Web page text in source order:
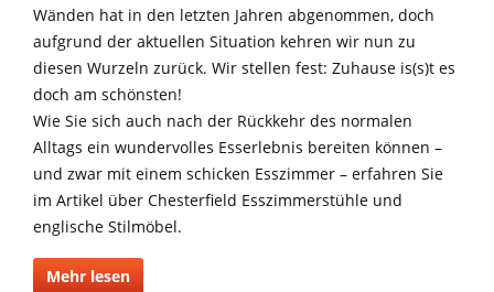
Wänden hat in den letzten Jahren abgenommen, doch
aufgrund der aktuellen Situation kehren wir nun zu
diesen Wurzeln zurück. Wir stellen fest: Zuhause is(s)t es
doch am schönsten!
Wie Sie sich auch nach der Rückkehr des normalen
Alltags ein wundervolles Esserlebnis bereiten können –
und zwar mit einem schicken Esszimmer – erfahren Sie
im Artikel über Chesterfield Esszimmerstühle und
englische Stilmöbel.
Mehr lesen